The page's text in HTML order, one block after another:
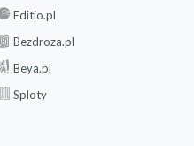
Editio.pl
Bezdroza.pl
Beya.pl
Sploty